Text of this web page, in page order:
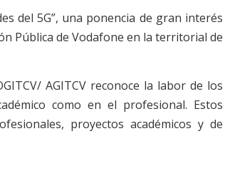
del 5G”, una ponencia de gran interés
Pública de Vodafone en la territorial de
AGITCV reconoce la labor de los
como en el profesional. Estos
proyectos académicos y de